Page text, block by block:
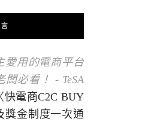
愛用的電商平台
必看！ - TeSA
快電商C2C BUY
獎金制度一次通